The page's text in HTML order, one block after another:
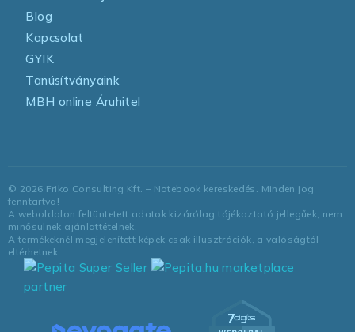
Blog
Kapcsolat
GYIK
Tanúsítványaink
MBH online Áruhitel
© 2026 Friko Consulting Kft. – Notebook kereskedés. Minden jog
fenntartva!
A weboldalon feltüntetett adatok kizárólag tájékoztató jellegűek, nem
minősülnek ajánlattételnek.
A termékeknél megjelenített képek csak illusztrációk, a valóságtól
eltérhetnek.
marketplace
partner